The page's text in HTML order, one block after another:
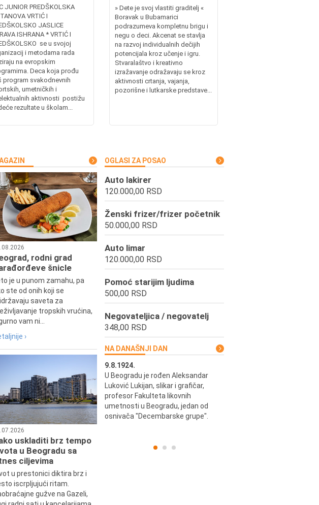
JUNIOR PREDŠKOLSKA
VRTIĆ I
JASLICE
ISHRANA * VRTIĆ I
se u svojoj
i metodama rada
na evropskim
Deca koja prođu
program svakodnevnih
umetničkih i
aktivnosti postižu
rezultate u školam...
» Dete je svoj vlastiti graditelj «
Boravak u Bubamarici
podrazumeva kompletnu brigu i
negu o deci. Akcenat se stavlja
na razvoj individualnih dečijih
potencijala kroz učenje i igru.
Stvaralaštvo i kreativno
izražavanje odražavaju se kroz
aktivnosti crtanja, vajanja,
pozorišne i lutkarske predstave...
rodni grad
šnicle
je u punom zamahu, pa
ste od onih koji se
saveta za
tropskih vrućina,
vam ni...
›
uskladiti brz tempo
u Beogradu sa
ciljevima
u prestonici diktira brz i
iscrpljujući ritam.
gužve na Gazeli,
OGLASI ZA POSAO
Auto lakirer
120.000,00 RSD
Ženski frizer/frizer početnik
50.000,00 RSD
Auto limar
120.000,00 RSD
Pomoć starijim ljudima
500,00 RSD
Negovateljica / negovatelj
348,00 RSD
NA DANAŠNJI DAN
Obradović je došao u Srbiju i
gde je nastavio književni i
rad, čime je simbolično
povratak glavnih tokova
kulture južno od Save i
9.8.1924.
U Beogradu je rođen Aleksandar
Luković Lukijan, slikar i grafičar,
profesor Fakulteta likovnih
umetnosti u Beogradu, jedan od
osnivača "Decembarske grupe".